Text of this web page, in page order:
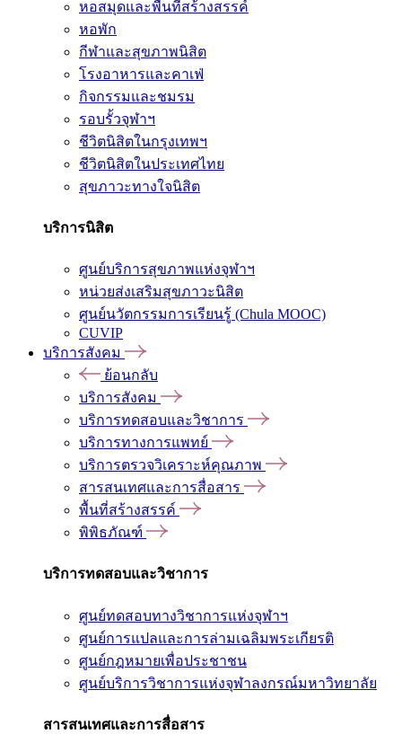
หอสมุดและพื้นที่สร้างสรรค์
หอพัก
กีฬาและสุขภาพนิสิต
โรงอาหารและคาเฟ่
กิจกรรมและชมรม
รอบรั้วจุฬาฯ
ชีวิตนิสิตในกรุงเทพฯ
ชีวิตนิสิตในประเทศไทย
สุขภาวะทางใจนิสิต
บริการนิสิต
ศูนย์บริการสุขภาพแห่งจุฬาฯ
หน่วยส่งเสริมสุขภาวะนิสิต
ศูนย์นวัตกรรมการเรียนรู้ (Chula MOOC)
CUVIP
บริการสังคม
ย้อนกลับ
บริการสังคม
บริการทดสอบและวิชาการ
บริการทางการแพทย์
บริการตรวจวิเคราะห์คุณภาพ
สารสนเทศและการสื่อสาร
พื้นที่สร้างสรรค์
พิพิธภัณฑ์
บริการทดสอบและวิชาการ
ศูนย์ทดสอบทางวิชาการแห่งจุฬาฯ
ศูนย์การแปลและการล่ามเฉลิมพระเกียรติ
ศูนย์กฎหมายเพื่อประชาชน
ศูนย์บริการวิชาการแห่งจุฬาลงกรณ์มหาวิทยาลัย
สารสนเทศและการสื่อสาร